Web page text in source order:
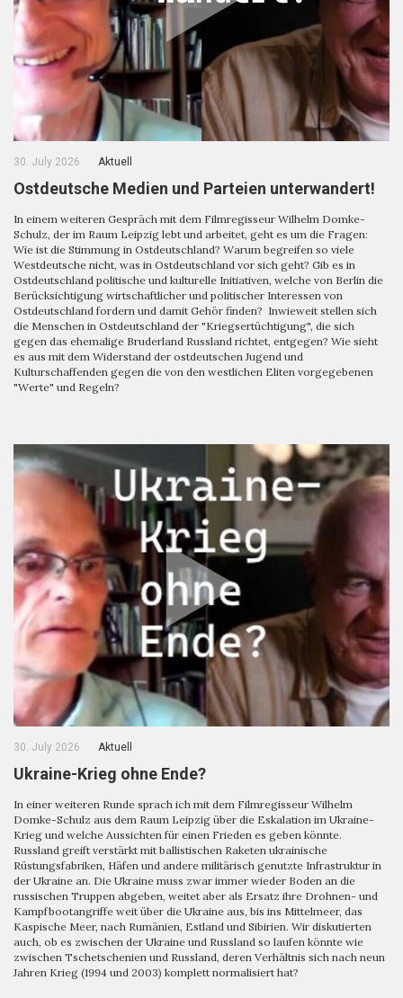
30. July 2026 Aktuell
Ostdeutsche Medien und Parteien unterwandert!
In einem weiteren Gespräch mit dem Filmregisseur Wilhelm Domke-
Schulz, der im Raum Leipzig lebt und arbeitet, geht es um die Fragen:
Wie ist die Stimmung in Ostdeutschland? Warum begreifen so viele
Westdeutsche nicht, was in Ostdeutschland vor sich geht? Gib es in
Ostdeutschland politische und kulturelle Initiativen, welche von Berlin die
Berücksichtigung wirtschaftlicher und politischer Interessen von
Ostdeutschland fordern und damit Gehör finden? Inwieweit stellen sich
die Menschen in Ostdeutschland der "Kriegsertüchtigung", die sich
gegen das ehemalige Bruderland Russland richtet, entgegen? Wie sieht
es aus mit dem Widerstand der ostdeutschen Jugend und
Kulturschaffenden gegen die von den westlichen Eliten vorgegebenen
"Werte" und Regeln?
30. July 2026 Aktuell
Ukraine-Krieg ohne Ende?
In einer weiteren Runde sprach ich mit dem Filmregisseur Wilhelm
Domke-Schulz aus dem Raum Leipzig über die Eskalation im Ukraine-
Krieg und welche Aussichten für einen Frieden es geben könnte.
Russland greift verstärkt mit ballistischen Raketen ukrainische
Rüstungsfabriken, Häfen und andere militärisch genutzte Infrastruktur in
der Ukraine an. Die Ukraine muss zwar immer wieder Boden an die
russischen Truppen abgeben, weitet aber als Ersatz ihre Drohnen- und
Kampfbootangriffe weit über die Ukraine aus, bis ins Mittelmeer, das
Kaspische Meer, nach Rumänien, Estland und Sibirien. Wir diskutierten
auch, ob es zwischen der Ukraine und Russland so laufen könnte wie
zwischen Tschetschenien und Russland, deren Verhältnis sich nach neun
Jahren Krieg (1994 und 2003) komplett normalisiert hat?